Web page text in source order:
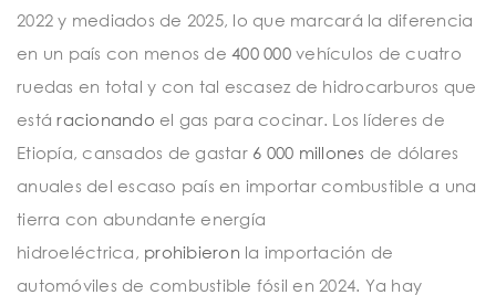
2022 y mediados de 2025, lo que marcará la diferencia
en un país con menos de 400 000vehículos de cuatro
ruedas en total y con tal escasez de hidrocarburos que
estáracionando el gas para cocinar. Los líderes de
Etiopía, cansados ​​de gastar 6 000 millones de dólares
anuales del escaso país en importar combustible a una
tierra con abundante energía
hidroeléctrica, prohibieron la importación de
automóviles de combustible fósil en 2024. Ya hay